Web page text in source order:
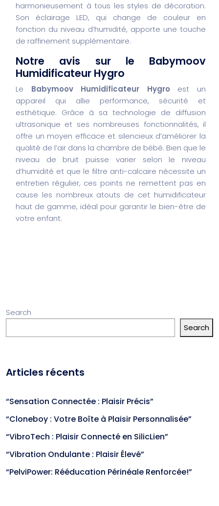
harmonieusement à tous les styles de décoration.
Son éclairage LED, qui change de couleur en
fonction du niveau d’humidité, apporte une touche
de raffinement supplémentaire.
Notre avis sur le Babymoov
Humidificateur Hygro
Le Babymoov Humidificateur Hygro est un
appareil qui allie performance, sécurité et
esthétique. Grâce à sa technologie de diffusion
ultrasonique et ses nombreuses fonctionnalités, il
offre un moyen efficace et silencieux d’améliorer la
qualité de l’air dans la chambre de bébé. Bien que le
niveau de bruit puisse varier selon le niveau
d’humidité et que le filtre anti-calcaire nécessite un
entretien régulier, ces points ne remettent pas en
cause les nombreux atouts de cet humidificateur
haut de gamme, idéal pour garantir le bien-être de
votre enfant.
Search
Search
Articles récents
“Sensation Connectée : Plaisir Précis”
“Cloneboy : Votre Boîte à Plaisir Personnalisée”
“VibroTech : Plaisir Connecté en SilicLien”
“Vibration Ondulante : Plaisir Élevé”
“PelviPower: Rééducation Périnéale Renforcée!”